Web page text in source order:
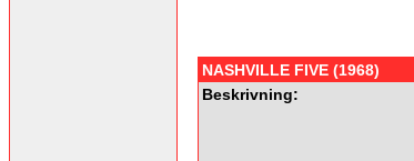
NASHVILLE FIVE (1968)
Beskrivning: